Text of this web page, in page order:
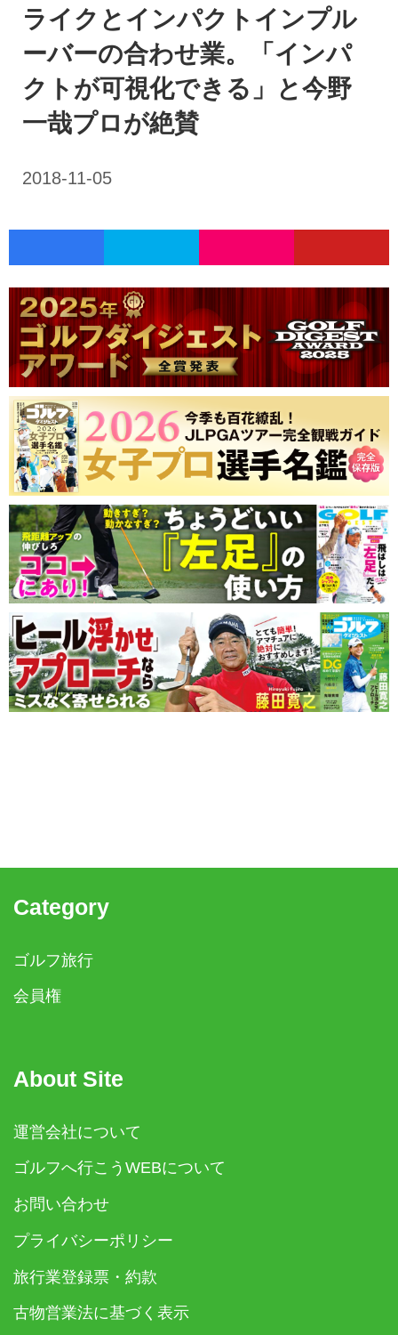
ライクとインパクトインプル
ーバーの合わせ業。「インパ
クトが可視化できる」と今野
一哉プロが絶賛
Category
ゴルフ旅行
会員権
About Site
運営会社について
ゴルフへ行こうWEBについて
お問い合わせ
プライバシーポリシー
旅行業登録票・約款
古物営業法に基づく表示